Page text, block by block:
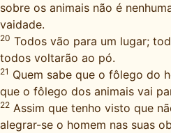
sobre os animais não é
vaidade.
20 Todos vão para um lugar;
todos voltarão ao pó.
21 Quem sabe que o fôlego do
que o fôlego dos animais vai
22 Assim que tenho visto que
alegrar-se o homem nas suas